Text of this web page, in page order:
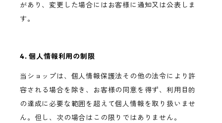
があり、変更した場合にはお客様に通知又は公表しま
す。
4. 個人情報利用の制限
当ショップは、個人情報保護法その他の法令により許
容される場合を除き、お客様の同意を得ず、利用目的
の達成に必要な範囲を超えて個人情報を取り扱いませ
ん。但し、次の場合はこの限りではありません。